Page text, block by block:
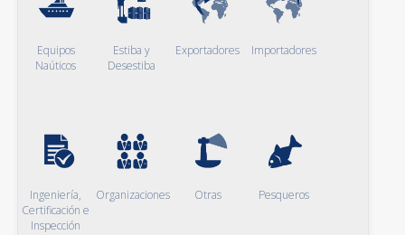
Equipos
Naúticos
Estiba y
Desestiba
Exportadores Importadores
Ingeniería,
Certificación e
Inspección
Organizaciones Otras Pesqueros